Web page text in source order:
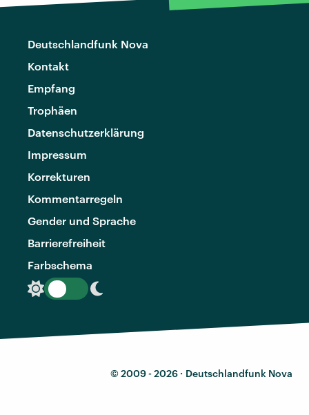
Deutschlandfunk Nova
Kontakt
Empfang
Trophäen
Datenschutzerklärung
Impressum
Korrekturen
Kommentarregeln
Gender und Sprache
Barrierefreiheit
Farbschema
© 2009 - 2026 · Deutschlandfunk Nova